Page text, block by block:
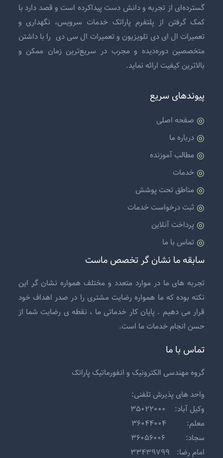
گسترده‌ای از تجربه و دانش دست پیداکرده است و قصد دارد با
کمک گرفتن از پلتفرم پاراتک خدمات سرویس، نگهداری و
تعمیرات ال ای دی تلویزیون وتعمیرات ال سی دی را با داشتن
متخصصین دوره‌دیده و مجرب در سریع‌ترین زمان ممکن و
بالاترین کیفیت ارائه نماید.
پیوندهای سریع
صفحه اصلی
درباره ما
مطالب آموزنده
خدمات
مناطق تحت پوشش
ثبت درخواست خدمات
پرداخت آنلاین
تماس با ما
سابقه ما نشان گر تخصص ماست
تجربه های ما در موارد متعدد و مختلف همواره نشان گر این
نکته بوده که ما همواره رضایت مشتری را در صدر اهداف خود
قرار می دهیم . پایان کار خدماتی ما ، نقطه ی رضایت شما از
حسن انجام خدمات ما است.
تماس با ما
گروه مهندسی الکترونیک و انفورماتیک پاراتک
واحد های پذیرش تلفنی:
وکیل آباد: ۳۵۰۲۲۰۰۰
معلم: ۳۶۰۴۴۰۰۴
سجاد: ۳۶۰۵۶۰۰۶
امام رضا: ۳۳۴۳۹۷۹۹